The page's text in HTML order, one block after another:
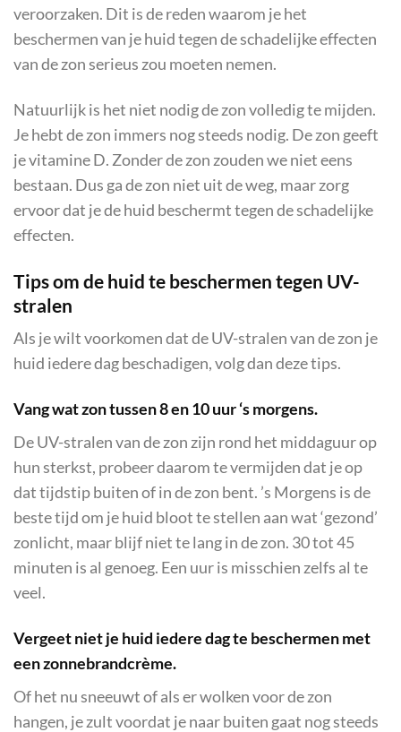
veroorzaken. Dit is de reden waarom je het
beschermen van je huid tegen de schadelijke effecten
van de zon serieus zou moeten nemen.
Natuurlijk is het niet nodig de zon volledig te mijden.
Je hebt de zon immers nog steeds nodig. De zon geeft
je vitamine D. Zonder de zon zouden we niet eens
bestaan. Dus ga de zon niet uit de weg, maar zorg
ervoor dat je de huid beschermt tegen de schadelijke
effecten.
Tips om de huid te beschermen tegen UV-
stralen
Als je wilt voorkomen dat de UV-stralen van de zon je
huid iedere dag beschadigen, volg dan deze tips.
Vang wat zon tussen 8 en 10 uur ‘s morgens.
De UV-stralen van de zon zijn rond het middaguur op
hun sterkst, probeer daarom te vermijden dat je op
dat tijdstip buiten of in de zon bent. ’s Morgens is de
beste tijd om je huid bloot te stellen aan wat ‘gezond’
zonlicht, maar blijf niet te lang in de zon. 30 tot 45
minuten is al genoeg. Een uur is misschien zelfs al te
veel.
Vergeet niet je huid iedere dag te beschermen met
een zonnebrandcrème.
Of het nu sneeuwt of als er wolken voor de zon
hangen, je zult voordat je naar buiten gaat nog steeds